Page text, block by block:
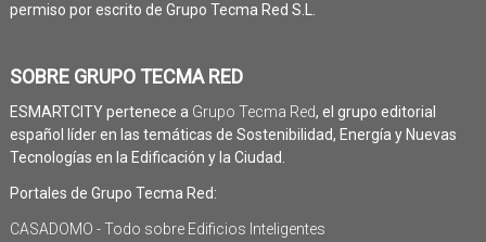
permiso por escrito de Grupo Tecma Red S.L.
SOBRE GRUPO TECMA RED
ESMARTCITY pertenece a Grupo Tecma Red, el grupo editorial
español líder en las temáticas de Sostenibilidad, Energía y Nuevas
Tecnologías en la Edificación y la Ciudad.
Portales de Grupo Tecma Red:
CASADOMO - Todo sobre Edificios Inteligentes